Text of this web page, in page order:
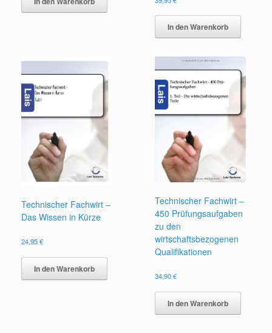
In den Warenkorb
Technischer Fachwirt –
Das Wissen in Kürze
24,95€
In den Warenkorb
Technischer Fachwirt –
450 Prüfungsaufgaben
zu den
wirtschaftsbezogenen
Qualifikationen
34,90€
In den Warenkorb